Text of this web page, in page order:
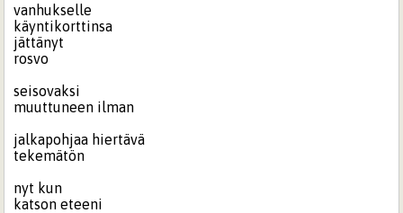
vanhukselle
käyntikorttinsa
jättänyt
rosvo
seisovaksi
muuttuneen ilman
jalkapohjaa hiertävä
tekemätön
nyt kun
katson eteeni